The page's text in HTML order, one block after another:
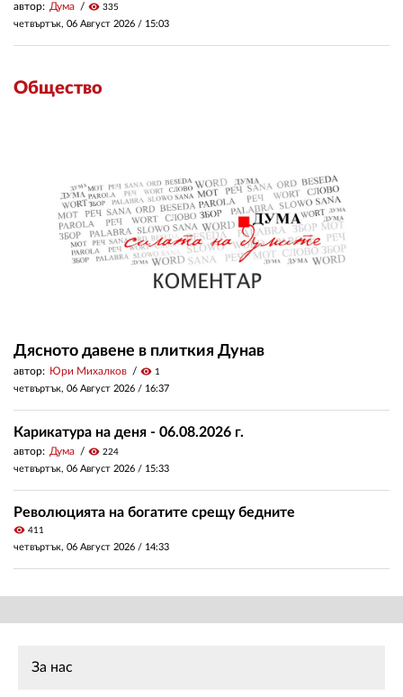
автор: Дума visibility 335
четвъртък, 06 Август 2026 / 15:03
Общество
Дясното давене в плиткия Дунав
автор: Юри Михалков visibility 1
четвъртък, 06 Август 2026 / 16:37
Карикатура на деня - 06.08.2026 г.
автор: Дума visibility 224
четвъртък, 06 Август 2026 / 15:33
Революцията на богатите срещу бедните
visibility 411
четвъртък, 06 Август 2026 / 14:33
За нас